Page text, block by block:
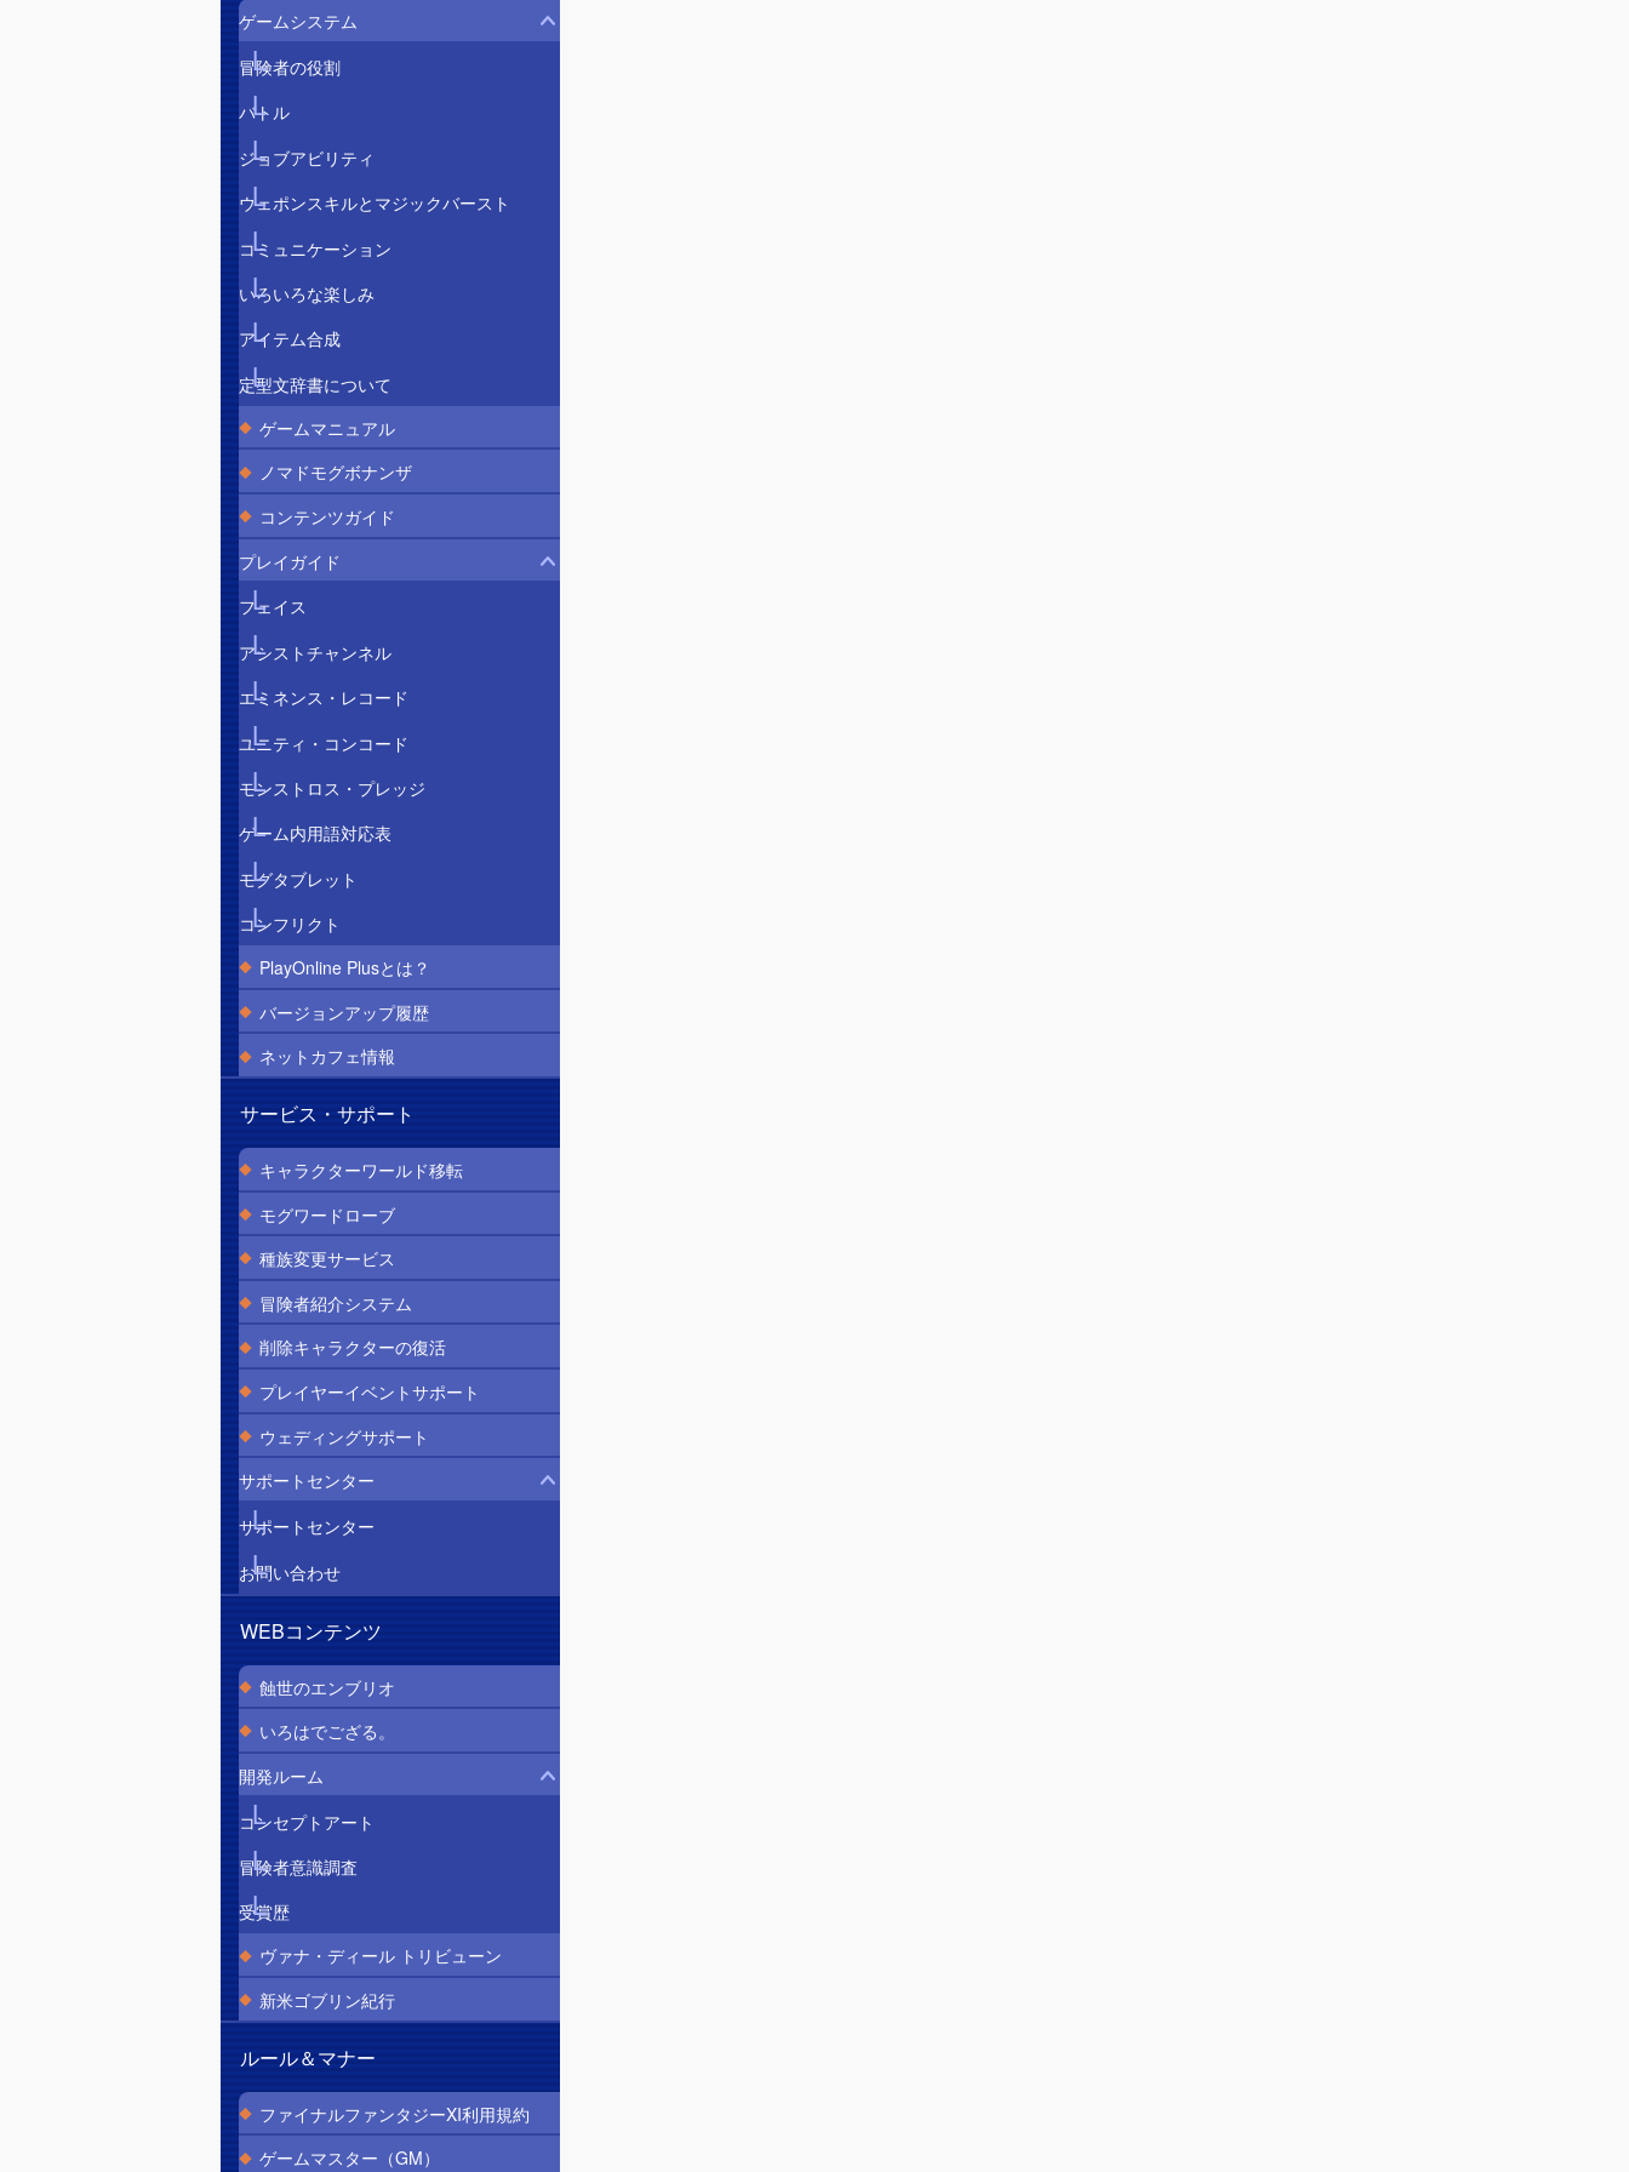
ゲームシステム
冒険者の役割
バトル
ジョブアビリティ
ウェポンスキルとマジックバースト
コミュニケーション
いろいろな楽しみ
アイテム合成
定型文辞書について
ゲームマニュアル
ノマドモグボナンザ
コンテンツガイド
プレイガイド
フェイス
アシストチャンネル
エミネンス・レコード
ユニティ・コンコード
モンストロス・プレッジ
ゲーム内用語対応表
モグタブレット
コンフリクト
PlayOnline Plusとは？
バージョンアップ履歴
ネットカフェ情報
サービス・サポート
キャラクターワールド移転
モグワードローブ
種族変更サービス
冒険者紹介システム
削除キャラクターの復活
プレイヤーイベントサポート
ウェディングサポート
サポートセンター
サポートセンター
お問い合わせ
WEBコンテンツ
蝕世のエンブリオ
いろはでござる。
開発ルーム
コンセプトアート
冒険者意識調査
受賞歴
ヴァナ・ディール トリビューン
新米ゴブリン紀行
ルール＆マナー
ファイナルファンタジーXI利用規約
ゲームマスター（GM）